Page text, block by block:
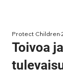
Toivoa
Protect Children